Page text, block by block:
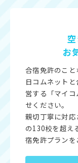
お
合宿免許のこ
日コムネット
営する「マイ
せください。
親切丁寧に対
の130校を超え
宿免許プランを